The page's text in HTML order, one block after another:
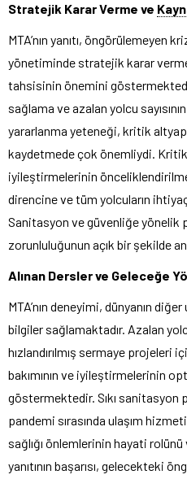
Stratejik Karar Verme ve
MTA’nın yanıtı, öngörülemeyen
yönetiminde stratejik karar
tahsisinin önemini
sağlama ve azalan yolcu
yararlanma yeteneği, kritik
kaydetmede çok önemliydi.
iyileştirmelerinin
direncine ve tüm yolcuların
Sanitasyon ve güvenliğe yönelik
zorunluluğunun açık bir şekilde
Alınan Dersler ve Geleceğe
MTA’nın deneyimi, dünyanın
bilgiler sağlamaktadır. Azalan
hızlandırılmış sermaye projeleri
bakımının ve iyileştirmelerinin
göstermektedir. Sıkı sanitasyon
pandemi sırasında ulaşım
sağlığı önlemlerinin hayati rolünü
yanıtının başarısı, gelecekteki